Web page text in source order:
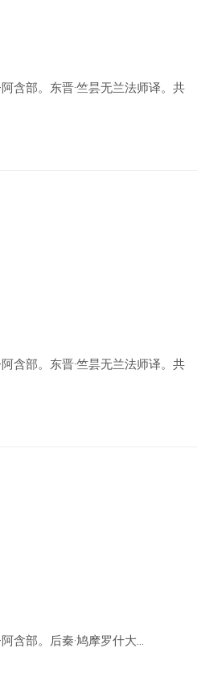
含部。东晋·竺昙无兰法师译。共
含部。东晋·竺昙无兰法师译。共
含部。后秦·鸠摩罗什大...